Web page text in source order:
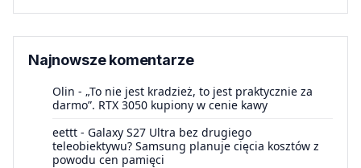
Najnowsze komentarze
Olin - „To nie jest kradzież, to jest praktycznie za
darmo”. RTX 3050 kupiony w cenie kawy
eettt - Galaxy S27 Ultra bez drugiego
teleobiektywu? Samsung planuje cięcia kosztów z
powodu cen pamięci